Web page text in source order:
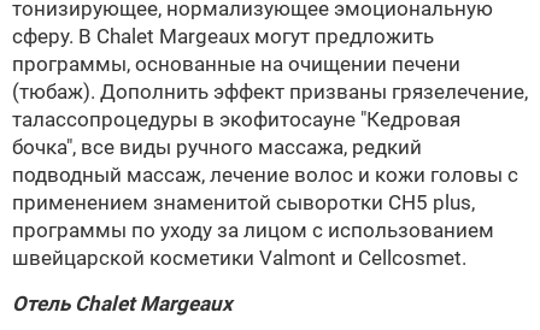
тонизирующее, нормализующее эмоциональную
сферу. В Chalet Margeaux могут предложить
программы, основанные на очищении печени
(тюбаж). Дополнить эффект призваны грязелечение,
талассопроцедуры в экофитосауне "Кедровая
бочка", все виды ручного массажа, редкий
подводный массаж, лечение волос и кожи головы с
применением знаменитой сыворотки СН5 plus,
программы по уходу за лицом с использованием
швейцарской косметики Valmont и Cellcosmet.
Отель Chalet Margeaux